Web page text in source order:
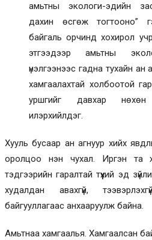
амьтны экологи-эдийн
дахин өсгөж тогтооно”
байгаль орчинд хохирол
этгээдээр амьтны
үнэлгээнээс гадна тухайн ан
хамгаалахтай холбоотой
уршгийг давхар нөхөн
илэрхийлдэг.
Хууль бусаар ан агнуур хийх
оролцоо нэн чухал. Иргэн та
тэдгээрийн гаралтай түүхий эд
худалдан авахгүй,
байгууллагаас анхааруулж байна.
Амьтнаа хамгаалья. Хамгаалсан